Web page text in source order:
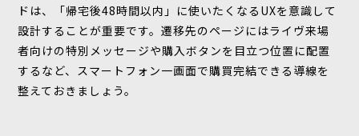
ドは、「帰宅後48時間以内」に使いたくなるUXを意識して
設計することが重要です。遷移先のページにはライヴ来場
者向けの特別メッセージや購入ボタンを目立つ位置に配置
するなど、スマートフォン一画面で購買完結できる導線を
整えておきましょう。